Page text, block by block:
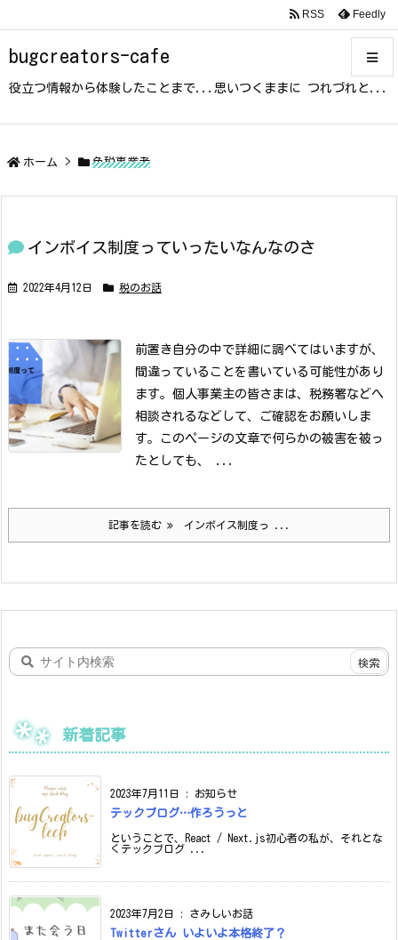
bugcreators-cafe
役立つ情報から体験したことまで...思いつくままに つれづれと...
RSS Feedly
ホーム > 免税事業者
インボイス制度っていったいなんなのさ
2022年4月12日 税のお話
前置き自分の中で詳細に調べてはいますが、
間違っていることを書いている可能性があり
ます。 個人事業主の皆さまは、税務署などへ
相談されるなどして、ご確認をお願いしま
す。
このページの文章で何らかの被害を被っ
たとしても、 ...
記事を読む インボイス制度っ ...
新着記事
2023年7月11日 : お知らせ
テックブログ…作ろうっと
ということで、React / Next.js初心者の私が、それとな
くテックブログ ...
2023年7月2日 : さみしいお話
Twitterさん いよいよ本格終了？